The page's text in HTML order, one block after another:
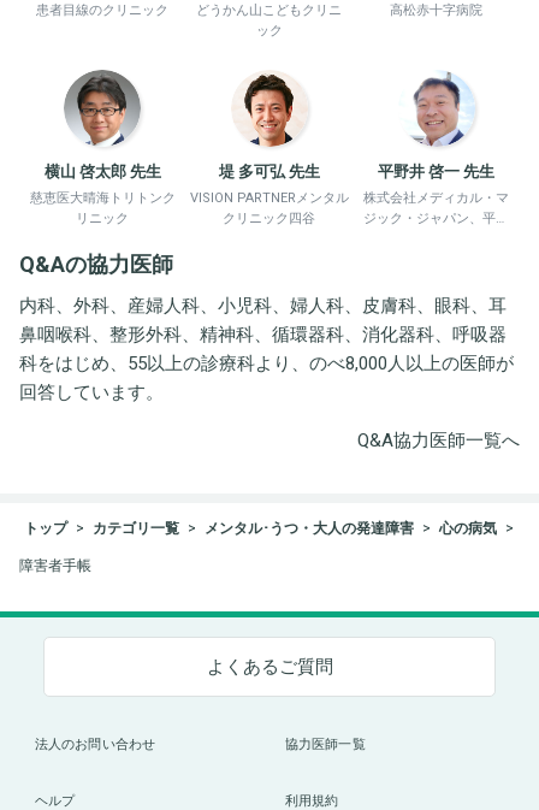
患者目線のクリニック
どうかん山こどもクリニ
ック
高松赤十字病院
横山 啓太郎 先生
慈恵医大晴海トリトンク
リニック
堤 多可弘 先生
VISION PARTNERメンタル
クリニック四谷
平野井 啓一 先生
株式会社メディカル・マ
ジック・ジャパン、平野
Q&Aの協力医師
内科、外科、産婦人科、小児科、婦人科、皮膚科、眼科、耳
鼻咽喉科、整形外科、精神科、循環器科、消化器科、呼吸器
科をはじめ、55以上の診療科より、のべ8,000人以上の医師が
回答しています。
Q&A協力医師一覧へ
トップ カテゴリ一覧 メンタル･うつ・大人の発達障害 心の病気
障害者手帳
よくあるご質問
法人のお問い合わせ 協力医師一覧
ヘルプ 利用規約